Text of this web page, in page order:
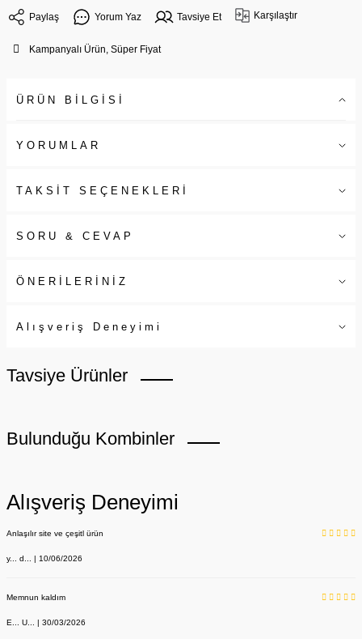
Paylaş Yorum Yaz Tavsiye Et Karşılaştır
Kampanyalı Ürün, Süper Fiyat
ÜRÜN BİLGİSİ
YORUMLAR
TAKSİT SEÇENEKLERİ
SORU & CEVAP
ÖNERİLERİNİZ
Alışveriş Deneyimi
Tavsiye Ürünler
Bulunduğu Kombinler
Alışveriş Deneyimi
Anlaşılır site ve çeşitl ürün
y... d... | 10/06/2026
Memnun kaldım
E... U... | 30/03/2026